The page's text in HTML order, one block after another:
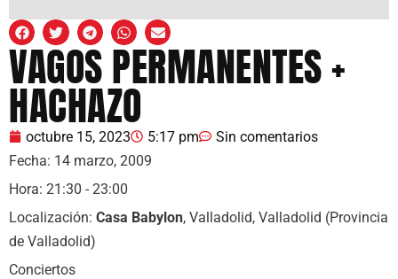
VAGOS PERMANENTES +
HACHAZO
octubre 15, 2023 5:17 pm
Sin comentarios
Fecha: 14 marzo, 2009
Hora: 21:30 - 23:00
Localización: Casa Babylon, Valladolid, Valladolid (Provincia
de Valladolid)
Conciertos